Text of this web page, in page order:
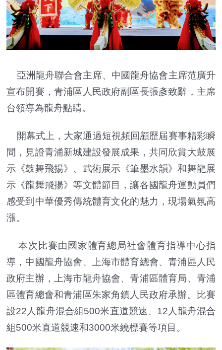
亞洲龍舟聯合會主席、中國龍舟協會主席范廣升
宣布開賽，青浦區人民政府副區長張彥致辭，主席
台領導為龍舟點睛。
開幕式上，大家通過短視頻回顧歷屆賽事精彩瞬
間，見證青浦新城建設發展成果，共同欣賞大鼓展
示《鼓舞飛揚》、武術展示《筆墨水韻》和舞龍展
示《龍舞飛揚》等文體節目，讓各國龍舟運動員們
感受到中華優秀傳統體育文化的魅力，現場氣氛高
漲。
本次比賽由國家體育總局社會體育指導中心指
導，中國龍舟協會、上海市體育總會、青浦區人民
政府主辦，上海市龍舟協會、青浦區體育局、青浦
區體育總會和青浦區朱家角鎮人民政府承辦。比賽
設22人龍舟混合組500米直道競速、12人龍舟混合
組500米直道競速和3000米繞標賽等項目。